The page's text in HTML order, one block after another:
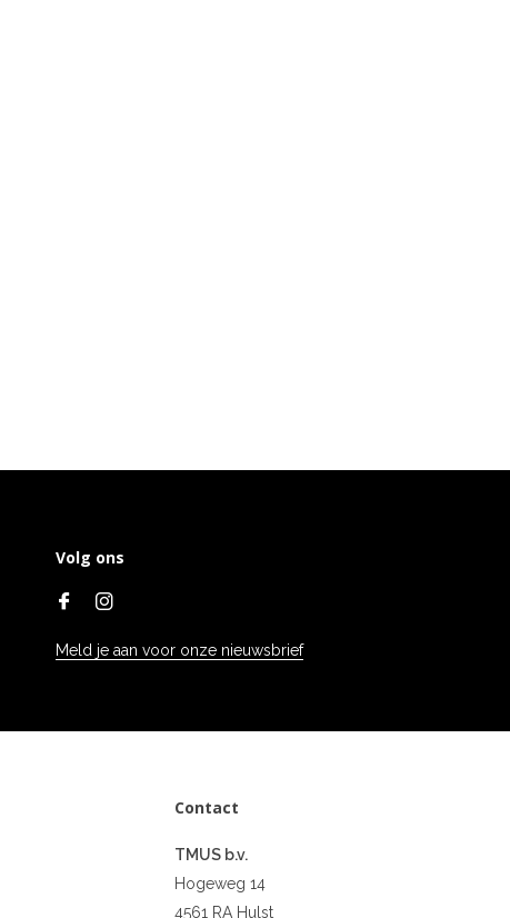
Volg ons
Meld je aan voor onze nieuwsbrief
Contact
TMUS b.v.
Hogeweg 14
4561 RA Hulst